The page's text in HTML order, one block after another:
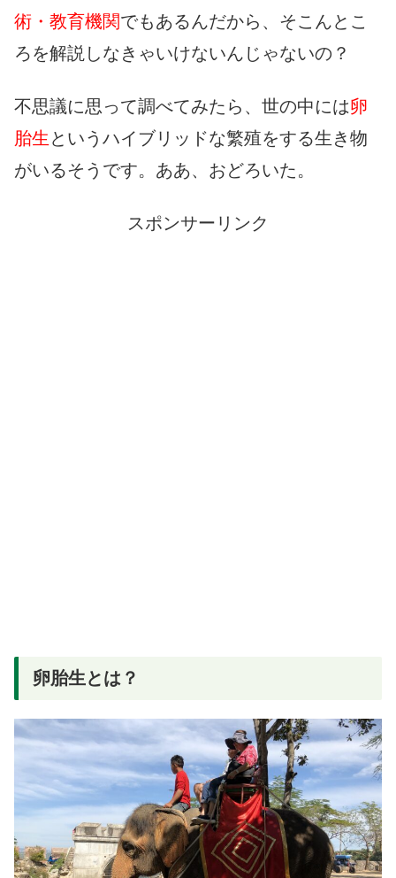
術・教育機関でもあるんだから、そこんとこ
ろを解説しなきゃいけないんじゃないの？
不思議に思って調べてみたら、世の中には卵
胎生 というハイブリッドな繁殖をする生き物
がいるそうです。ああ、おどろいた。
スポンサーリンク
卵胎生とは？